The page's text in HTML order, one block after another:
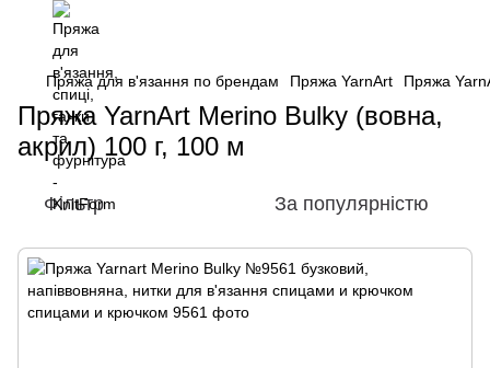
Пряжа для в'язання по брендам Пряжа YarnArt Пряжа
Пряжа YarnArt Merino Bulky (вовна,
акрил) 100 г, 100 м
Фільтр За популярністю